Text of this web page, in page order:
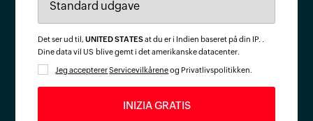
Det ser ud til,UNITED STATESat du er i Indien baseret på din IP.
Dine data vil US blive gemt i det amerikanske datacenter.
Jeg accepterer Servicevilkåreneog Privatlivspolitikken.